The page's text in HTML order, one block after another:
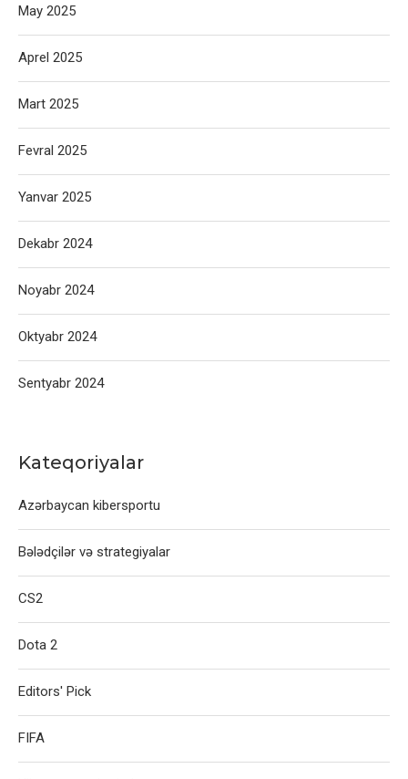
May 2025
Aprel 2025
Mart 2025
Fevral 2025
Yanvar 2025
Dekabr 2024
Noyabr 2024
Oktyabr 2024
Sentyabr 2024
Kateqoriyalar
Azərbaycan kibersportu
Bələdçilər və strategiyalar
CS2
Dota 2
Editors' Pick
FIFA